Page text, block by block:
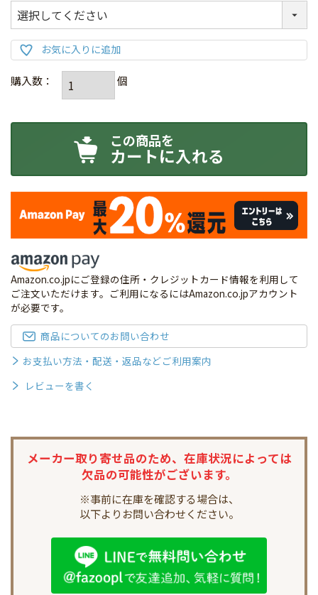
カートに入れる
Amazon.co.jpにご登録の住所・クレジットカード情報を利用して
ご注文いただけます。ご利用になるにはAmazon.co.jpアカウント
が必要です。
商品についてのお問い合わせ
お支払い方法・配送・返品などご利用案内
レビューを書く
メーカー取り寄せ品のため、 在庫状況によっては
欠品の可能性がございます。
※事前に在庫を確認する場合は、
以下よりお問い合わせください。